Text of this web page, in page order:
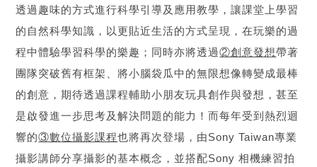
透過趣味的方式進行科學引導及應用教學，讓課堂上學習
的自然科學知識，以更貼近生活的方式呈現，在玩樂的過
程中體驗學習科學的樂趣；同時亦將透過②創意發想帶著
團隊突破舊有框架、將小腦袋瓜中的無限想像轉變成最棒
的創意，期待透過課程輔助小朋友玩具創作與發想，甚至
是啟發進一步思考及解決問題的能力！而每年受到熱烈迴
響的③數位攝影課程也將再次登場，由Sony Taiwan專業
攝影講師分享攝影的基本概念，並搭配Sony 相機練習拍